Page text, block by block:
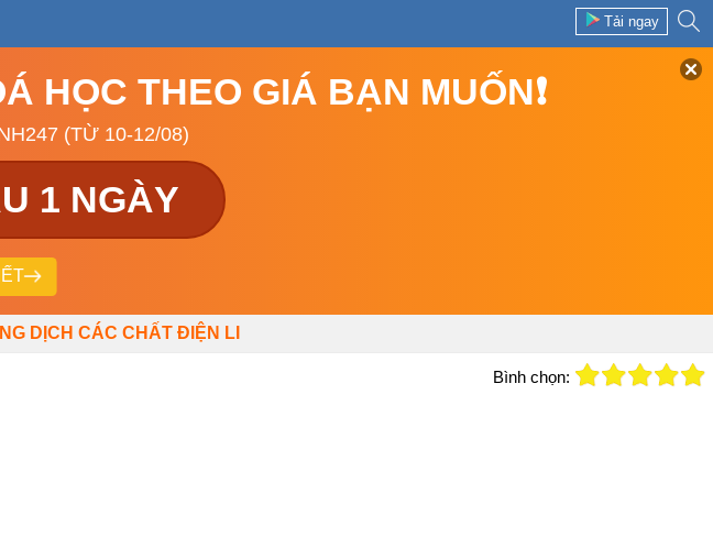
Tải ngay
HỌC THEO GIÁ BẠN MUỐN❗
(TỪ 10-12/08)
1 NGÀY
DỊCH CÁC CHẤT ĐIỆN LI
Bình chọn: